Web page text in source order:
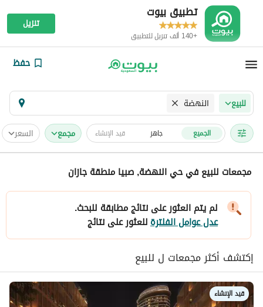
تطبيق بيوت
+140 ألف تنزيل للتطبيق
تنزيل
حفظ
للبيع النهضة
الجميع جاهز قيد الإنشاء مجمع السعر
مجمعات للبيع في حي النهضة, صبيا منطقة جازان
لم يتم العثور على نتائج مطابقة للبحث.
عدل عوامل الفلترةللعثور على نتائج
إكتشف أكثر مجمعات ل للبيع
قيد الإنشاء